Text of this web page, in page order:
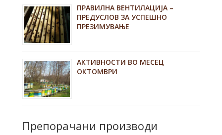
ПРАВИЛНА ВЕНТИЛАЦИЈА –
ПРЕДУСЛОВ ЗА УСПЕШНО
ПРЕЗИМУВАЊЕ
АКТИВНОСТИ ВО МЕСЕЦ
ОКТОМВРИ
Препорачани производи